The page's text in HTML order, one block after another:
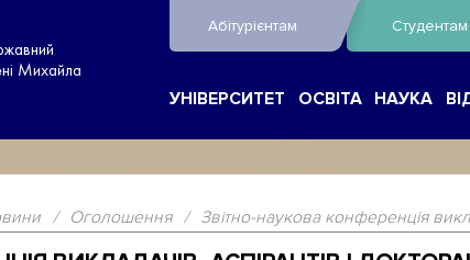
Михайла
Абітурієнтам Студентам
УНІВЕРСИТЕТ ОСВІТА НАУКА
/ Оголошення / Звітно-наукова конференція